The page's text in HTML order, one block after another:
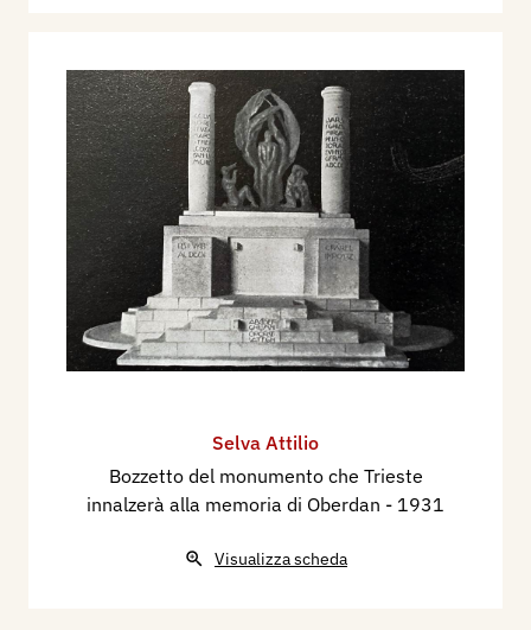
Selva Attilio
Bozzetto del monumento che Trieste
innalzerà alla memoria di Oberdan - 1931
Visualizza scheda